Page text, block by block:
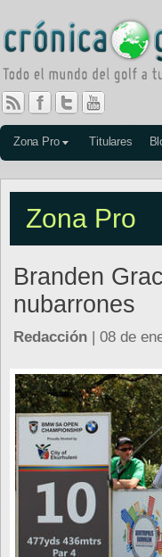
Zona Pro Titulares
Zona Pro
Branden
nubarrones
Redacción | 08 de